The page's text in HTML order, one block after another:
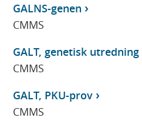
GALNS-genen
CMMS
GALT, genetisk utredning
CMMS
GALT, PKU-prov
CMMS